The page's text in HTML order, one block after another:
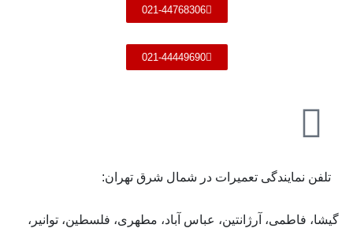
021-44768306
021-44449690
تلفن نمایندگی تعمیرات در شمال شرق تهران:
گیشا، فاطمی، آرژانتین، عباس آباد، مطهری، فلسطین، توانیر،